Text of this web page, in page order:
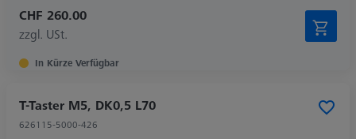
CHF 260.00
zzgl. USt.
In Kürze Verfügbar
T-Taster M5, DK0,5 L70
626115-5000-426